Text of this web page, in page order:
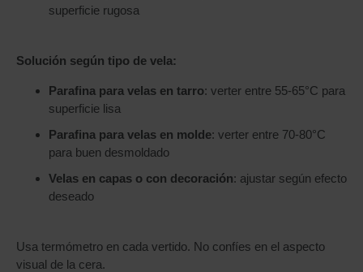
superficie rugosa
Solución según tipo de vela:
Parafina para velas en tarro: verter entre 55-65°C para
superficie lisa
Parafina para velas en molde: verter entre 70-80°C
para buen desmoldado
Velas en capas o con decoración: ajustar según efecto
deseado
Usa termómetro en cada vertido. No confíes en el aspecto
visual de la cera.